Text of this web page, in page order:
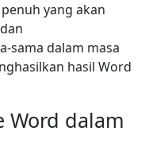
yang akan
sama dalam masa
hasil Word
Word dalam